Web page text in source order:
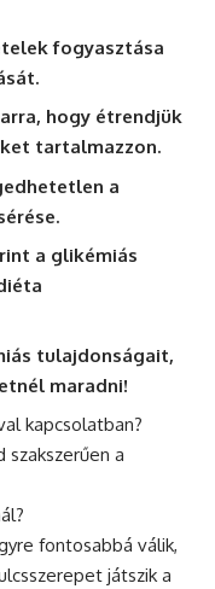
fogyasztása
hogy étrendjük
tartalmazzon.
a
a glikémiás
tulajdonságait,
maradni!
kapcsolatban?
szakszerűen a
fontosabbá válik,
játszik a